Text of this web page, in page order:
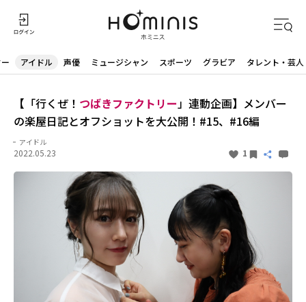
アイドル 声優 ミュージシャン スポーツ グラビア タレント・芸人
【「行くぜ！ つばきファクトリー」連動企画】メンバー
の楽屋日記とオフショットを大公開！#15、#16編
アイドル
2022.05.23 1